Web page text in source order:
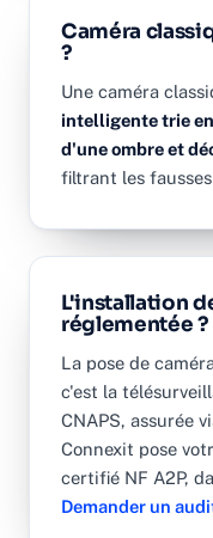
Caméra
?
Une caméra
intelligente trie
d'une ombre et
filtrant les
L'installation
réglementée ?
La pose de
c'est la
CNAPS, assurée
Connexit pose
certifié NF A2P,
Demander un